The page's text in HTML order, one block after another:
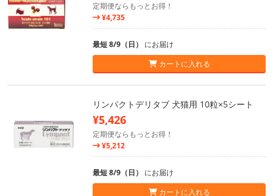
定期便ならもっとお得！
¥4,735
最短 8/9（日） にお届け
カートに入れる
リンパクトデリタブ 犬猫用 10粒×5シート
¥5,426
定期便ならもっとお得！
¥5,212
最短 8/9（日） にお届け
カートに入れる